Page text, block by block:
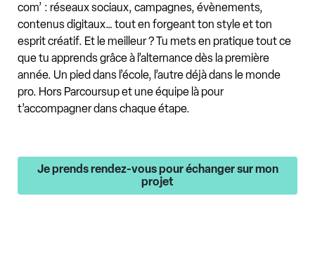
com’ : réseaux sociaux, campagnes, évènements,
contenus digitaux… tout en forgeant ton style et ton
esprit créatif. Et le meilleur ? Tu mets en pratique tout ce
que tu apprends grâce à l’alternance dès la première
année. Un pied dans l’école, l’autre déjà dans le monde
pro. Hors Parcoursup et une équipe là pour
t’accompagner dans chaque étape.
Je prends rendez-vous pour échanger sur mon
projet